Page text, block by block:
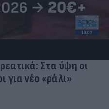
Στα ύψη οι
για νέο «ράλι»